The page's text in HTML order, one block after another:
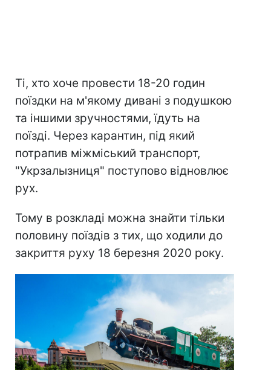
Ті, хто хоче провести 18-20 годин
поїздки на м'якому дивані з подушкою
та іншими зручностями, їдуть на
поїзді. Через карантин, під який
потрапив міжміський транспорт,
"Укрзалызниця" поступово відновлює
рух.
Тому в розкладі можна знайти тільки
половину поїздів з тих, що ходили до
закриття руху 18 березня 2020 року.